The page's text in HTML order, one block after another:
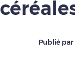
Publié par